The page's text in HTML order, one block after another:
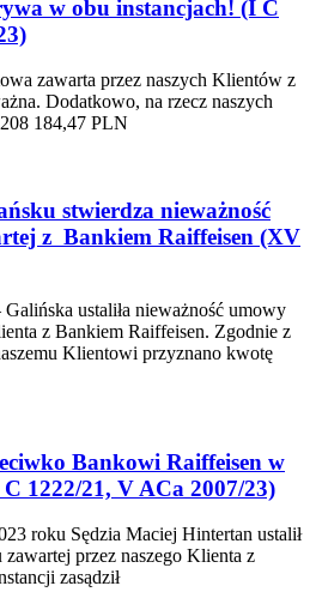
w obu instancjach! (I C
zawarta przez naszych Klientów z
Dodatkowo, na rzecz naszych
184,47 PLN
stwierdza nieważność
z Bankiem Raiffeisen (XV
Galińska ustaliła nieważność umowy
z Bankiem Raiffeisen. Zgodnie z
Klientowi przyznano kwotę
Bankowi Raiffeisen w
1222/21, V ACa 2007/23)
roku Sędzia Maciej Hintertan ustalił
przez naszego Klienta z
zasądził